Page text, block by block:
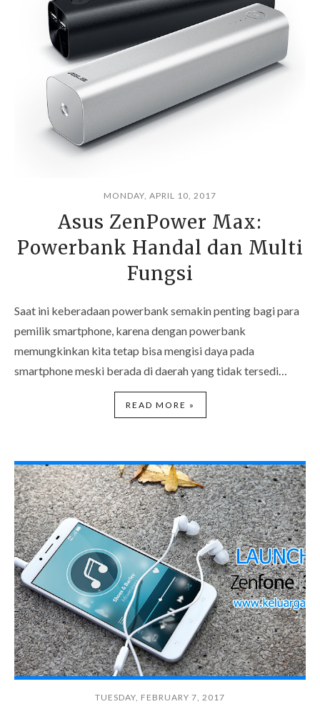
MONDAY, APRIL 10, 2017
Asus ZenPower Max:
Powerbank Handal dan Multi
Fungsi
Saat ini keberadaan powerbank semakin penting bagi para
pemilik smartphone, karena dengan powerbank
memungkinkan kita tetap bisa mengisi daya pada
smartphone meski berada di daerah yang tidak tersedi…
READ MORE »
TUESDAY, FEBRUARY 7, 2017